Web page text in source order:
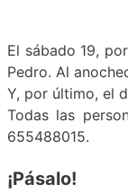
El sábado 19,
Pedro. Al
Y, por último, el
Todas las
655488015.
¡Pásalo!